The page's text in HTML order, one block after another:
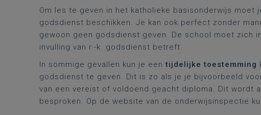
Om les te geven in het katholieke basisonderwijs moet
godsdienst beschikken. Je kan ook perfect zonder
gewoon geen godsdienst geven. De school moet zich
invulling van r.-k. godsdienst betreft.
In sommige gevallen kun je eentijdelijke toestemming
godsdienst te geven. Dit is zo als je je bijvoorbeeld
van een vereist of voldoend geacht diploma. Dit wordt
besproken. Op de website van de onderwijsinspectie